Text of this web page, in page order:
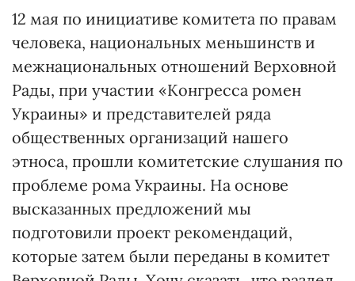
12 мая по инициативе комитета по правам
человека, национальных меньшинств и
межнациональных отношений Верховной
Рады, при участии «Конгресса ромен
Украины» и представителей ряда
общественных организаций нашего
этноса, прошли комитетские слушания по
проблеме рома Украины. На основе
высказанных предложений мы
подготовили проект рекомендаций,
которые затем были переданы в комитет